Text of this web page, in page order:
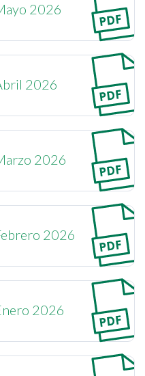
2026
2026
2026
2026
2026